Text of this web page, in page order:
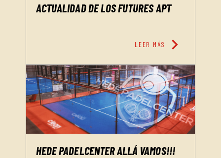
ACTUALIDAD DE LOS FUTURES APT
LEER MÁS chevron_right
HEDE PADELCENTER ALLÁ VAMOS!!!